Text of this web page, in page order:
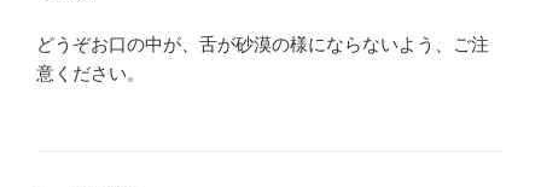
どうぞお口の中が、舌が砂漠の様にならないよう、ご注
意ください。